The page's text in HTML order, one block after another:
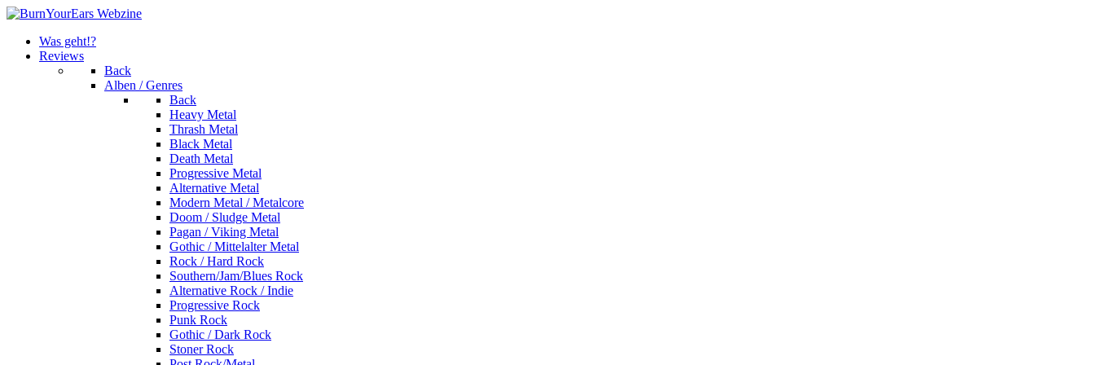
Was geht!?
Reviews
Back
Alben / Genres
Back
Heavy Metal
Thrash Metal
Black Metal
Death Metal
Progressive Metal
Alternative Metal
Modern Metal / Metalcore
Doom / Sludge Metal
Pagan / Viking Metal
Gothic / Mittelalter Metal
Rock / Hard Rock
Southern/Jam/Blues Rock
Alternative Rock / Indie
Progressive Rock
Punk Rock
Gothic / Dark Rock
Stoner Rock